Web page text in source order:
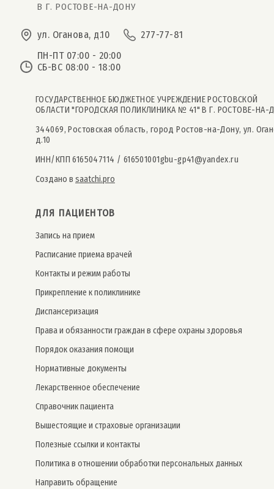
В Г. РОСТОВЕ-НА-ДОНУ
ул. Оганова, д.10
277-77-81
ПН-ПТ 07:00 - 20:00
СБ-ВС 08:00 - 18:00
ГОСУДАРСТВЕННОЕ БЮДЖЕТНОЕ УЧРЕЖДЕНИЕ РОСТОВСКОЙ
ОБЛАСТИ "ГОРОДСКАЯ ПОЛИКЛИНИКА № 41" В Г. РОСТОВЕ-НА-
344069, Ростовская область, город Ростов-на-Дону, ул.
д.10
ИНН/КПП 6165047114 / 616501001gbu-gp41@yandex.ru
Создано в saatchi.pro
ДЛЯ ПАЦИЕНТОВ
Запись на прием
Расписание приема врачей
Контакты и режим работы
Прикрепление к поликлинике
Дис­пансе­риза­ция
Права и обязанности граждан в сфере охраны здоровья
Порядок оказания помощи
Нормативные документы
Лекарственное обеспечение
Справочник пациента
Вышестоящие и страховые организации
Полезные ссылки и контакты
Политика в отношении обработки персональных данных
Направить обращение